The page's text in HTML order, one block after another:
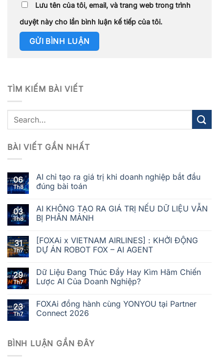
Lưu tên của tôi, email, và trang web trong trình
duyệt này cho lần bình luận kế tiếp của tôi.
TÌM KIẾM BÀI VIẾT
BÀI VIẾT GẦN NHẤT
06
Th8
AI chỉ tạo ra giá trị khi doanh nghiệp bắt đầu
đúng bài toán
03
Th8
AI KHÔNG TẠO RA GIÁ TRỊ NẾU DỮ LIỆU VẪN
BỊ PHÂN MẢNH
31
Th7
[FOXAi x VIETNAM AIRLINES] : KHỞI ĐỘNG
DỰ ÁN ROBOT FOX – AI AGENT
29
Th7
Dữ Liệu Đang Thúc Đẩy Hay Kìm Hãm Chiến
Lược AI Của Doanh Nghiệp?
23
Th7
FOXAi đồng hành cùng YONYOU tại Partner
Connect 2026
BÌNH LUẬN GẦN ĐÂY